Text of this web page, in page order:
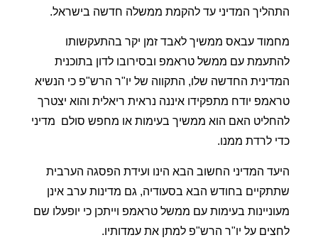
התהליך המדיני עד להקמת ממשלה חדשה בישראל.
מחמוד עבאס ממשיך לאבד זמן יקר בהתעקשותו
להתעמת עם ממשל טראמפ ובסירובו לדון בתוכנית
המדינית החדשה שלו, התקווה של יו"ר הרש"פ כי הנשיא
טראמפ יודח מתפקידו איננה נראית ריאלית והוא יצטרך
להחליט האם הוא ממשיך בעימות או מחפש סולם מדיני
כדי לרדת ממנו.
היעד המדיני החשוב הבא הינו ועידת הפסגה הערבית
שתתקיים בחודש הבא בסעודיה, גם מדינות ערב אינן
מעוניינות בעימות עם ממשל טראמפ וייתכן כי יופעלו שם
לחצים על יו"ר הרש"פ למתן את עמדותיו.